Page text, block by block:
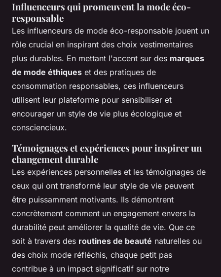
Influenceurs qui promeuvent la mode éco-
responsable
Les influenceurs de mode éco-responsable jouent un
rôle crucial en inspirant des choix vestimentaires
plus durables. En mettant l'accent sur des marques
de mode éthiques et des pratiques de
consommation responsables, ces influenceurs
utilisent leur plateforme pour sensibiliser et
encourager un style de vie plus écologique et
consciencieux.
Témoignages et expériences pour inspirer un
changement durable
Les expériences personnelles et les témoignages de
ceux qui ont transformé leur style de vie peuvent
être puissamment motivants. Ils démontrent
concrètement comment un engagement envers la
durabilité peut améliorer la qualité de vie. Que ce
soit à travers des routines de beauté naturelles ou
des choix mode réfléchis, chaque petit pas
contribue à un impact significatif sur notre